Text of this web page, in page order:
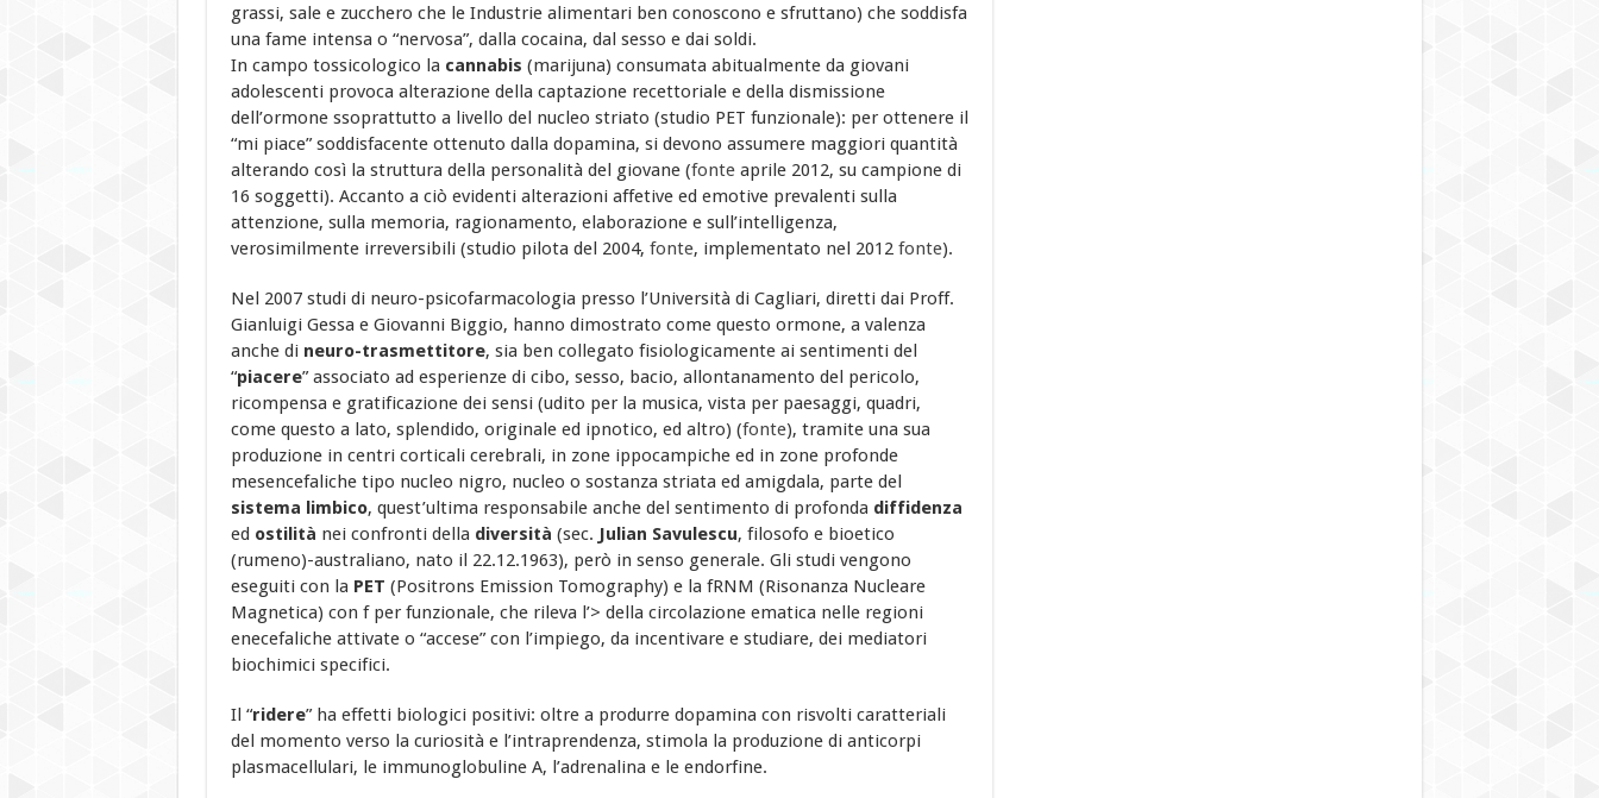
grassi, sale e zucchero che le Industrie alimentari ben conoscono e sfruttano) che soddisfa
una fame intensa o “nervosa”, dalla cocaina, dal sesso e dai soldi.
In campo tossicologico la cannabis (marijuna) consumata abitualmente da giovani
adolescenti provoca alterazione della captazione recettoriale e della dismissione
dell’ormone ssoprattutto a livello del nucleo striato (studio PET funzionale): per ottenere il
“mi piace” soddisfacente ottenuto dalla dopamina, si devono assumere maggiori quantità
alterando così la struttura della personalità del giovane (fonteaprile 2012, su campione di
16 soggetti). Accanto a ciò evidenti alterazioni affetive ed emotive prevalenti sulla
attenzione, sulla memoria, ragionamento, elaborazione e sull’intelligenza,
verosimilmente irreversibili (studio pilota del 2004, fonte, implementato nel 2012 fonte).
Nel 2007 studi di neuro-psicofarmacologia presso l’Università di Cagliari, diretti dai Proff.
Gianluigi Gessa e Giovanni Biggio, hanno dimostrato come questo ormone, a valenza
anche di neuro-trasmettitore, sia ben collegato fisiologicamente ai sentimenti del
“piacere” associato ad esperienze di cibo, sesso, bacio, allontanamento del pericolo,
ricompensa e gratificazione dei sensi (udito per la musica, vista per paesaggi, quadri,
come questo a lato, splendido, originale ed ipnotico, ed altro) (fonte), tramite una sua
produzione in centri corticali cerebrali, in zone ippocampiche ed in zone profonde
mesencefaliche tipo nucleo nigro, nucleo o sostanza striata ed amigdala, parte del
sistema limbico, quest’ultima responsabile anche del sentimento di profonda diffidenza
ed ostilità nei confronti della diversità (sec. Julian Savulescu, filosofo e bioetico
(rumeno)-australiano, nato il 22.12.1963), però in senso generale. Gli studi vengono
eseguiti con la PET (Positrons Emission Tomography) e la fRNM (Risonanza Nucleare
Magnetica) con f per funzionale, che rileva l’> della circolazione ematica nelle regioni
enecefaliche attivate o “accese” con l’impiego, da incentivare e studiare, dei mediatori
biochimici specifici.
Il “ridere” ha effetti biologici positivi: oltre a produrre dopamina con risvolti caratteriali
del momento verso la curiosità e l’intraprendenza, stimola la produzione di anticorpi
plasmacellulari, le immunoglobuline A, l’adrenalina e le endorfine.